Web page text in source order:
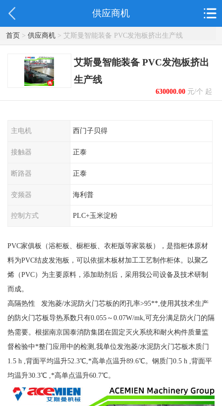
供应商机
首页> 供应商机> 艾斯曼智能装备 PVC发泡板挤出生产线
艾斯曼智能装备 PVC发泡板挤出
生产线
630000.00元/个 起
主电机 西门子贝得
接触器 正泰
断路器 正泰
变频器 海利普
控制方式 PLC+玉米淀粉
PVC家俱板（浴柜板、橱柜板、衣柜版等家装板），是指柜体原材
料为PVC结皮发泡板，可以依据木板材加工工艺制作柜体。以聚乙
烯（PVC）为主要原料，添加助剂后，采用我公司设备及技术研制
而成。
高隔热性 发泡菱/水泥防火门芯板的闭孔率>95**,使用其技术生产
的防火门芯板导热系数只有0.055～0.07W/mk,可充分满足防火门的隔
热需要。根据南京国泰消防集团在固定灭火系统和耐火构件质量监
督检验中*整门应用中的检测,我单位发泡菱/水泥防火门芯板木质门
1.5 h ,背面平均温升52.3℃,*高单点温升89.6℃。钢质门0.5 h ,背面平
均温升30.3℃ ,*高单点温升60.7℃。